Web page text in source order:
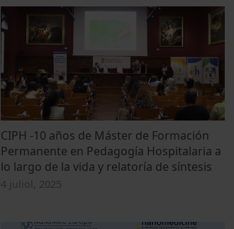
CIPH -10 años de Máster de Formación
Permanente en Pedagogía Hospitalaria a
lo largo de la vida y relatoría de síntesis
4 juliol, 2025